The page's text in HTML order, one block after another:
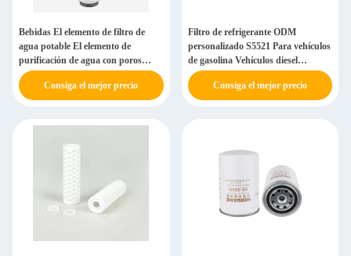
Bebidas El elemento de filtro de
agua potable El elemento de
purificación de agua con poros
cónicos
Consiga el mejor precio
Filtro de refrigerante ODM
personalizado S5521 Para vehículos
de gasolina Vehículos diesel
Excavadoras Vehículos mineros
Consiga el mejor precio